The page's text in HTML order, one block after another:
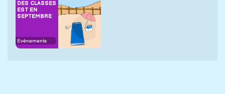
DES CLASSES
EST EN
SEPTEMBRE
Evènements